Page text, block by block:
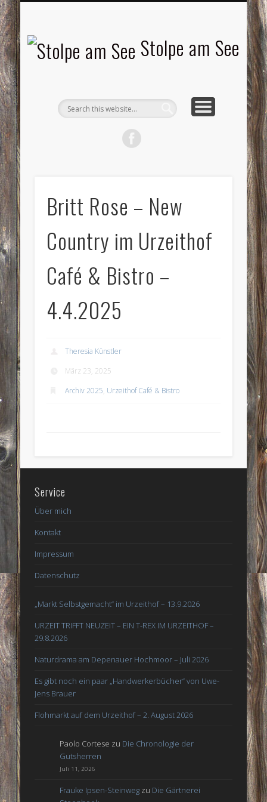
Stolpe am See
Britt Rose – New
Country im Urzeithof
Café & Bistro –
4.4.2025
Theresia Künstler
März 23, 2025
Archiv 2025, Urzeithof Café & Bistro
Service
Über mich
Kontakt
Impressum
Datenschutz
„Markt Selbstgemacht“ im Urzeithof – 13.9.2026
URZEIT TRIFFT NEUZEIT – EIN T-REX IM URZEITHOF –
29.8.2026
Naturdrama am Depenauer Hochmoor – Juli 2026
Es gibt noch ein paar „Handwerkerbücher“ von Uwe-
Jens Brauer
Flohmarkt auf dem Urzeithof – 2. August 2026
Paolo Cortese zu Die Chronologie der
Gutsherren
Juli 11, 2026
Frauke Ipsen-Steinweg zu Die Gärtnerei